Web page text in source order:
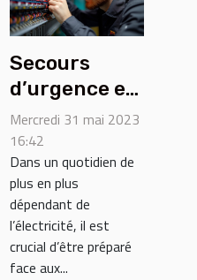
Secours
d’urgence en
l’électricité :
Pourquoi
solliciter les
services d’un
électricien ?
Mercredi 31 mai 2023
16:42
Dans un quotidien de
plus en plus
dépendant de
l’électricité, il est
crucial d’être préparé
face aux...